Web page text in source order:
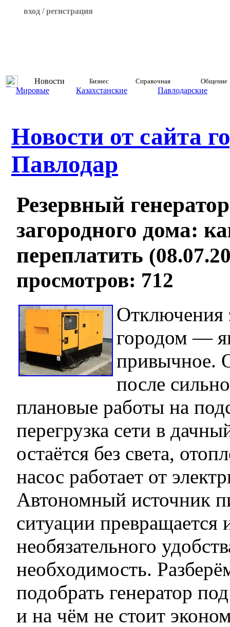
вход / регистрация
Новости Бизнес Справочная Общение
Мировые Казахстанские Павлодарские
Новости от сайта
Павлодар
Резервный
загородного дома:
переплатить
просмотров: 712
Отключения
городом —
привычное.
после
плановые работы на
перегрузка сети в
остаётся без света,
насос работает от
Автономный источник
ситуации превращается
необязательного
необходимость.
подобрать генератор
и на чём не стоит